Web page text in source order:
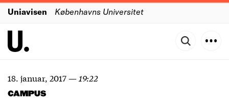
Uniavisen Københavns Universitet
18. januar, 2017— 19:22
CAMPUS